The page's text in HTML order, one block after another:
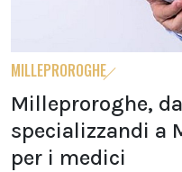
MILLEPROROGHE
Milleproroghe,
specializzandi a
per i medici